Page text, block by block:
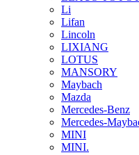
Li
Lifan
Lincoln
LIXIANG
LOTUS
MANSORY
Maybach
Mazda
Mercedes-Benz
Mercedes-
MINI
MINI.